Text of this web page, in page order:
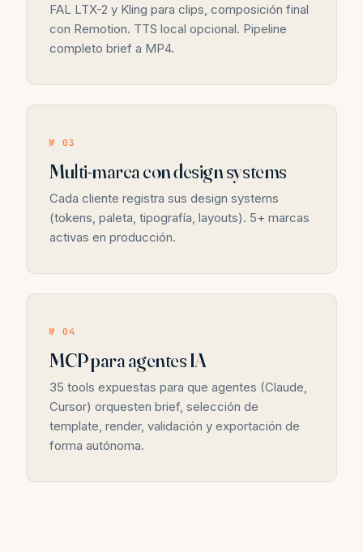
FAL LTX-2 y Kling para clips, composición final
con Remotion. TTS local opcional. Pipeline
completo brief a MP4.
№ 03
Multi-marca con design systems
Cada cliente registra sus design systems
(tokens, paleta, tipografía, layouts). 5+ marcas
activas en producción.
№ 04
MCP para agentes IA
35 tools expuestas para que agentes (Claude,
Cursor) orquesten brief, selección de
template, render, validación y exportación de
forma autónoma.